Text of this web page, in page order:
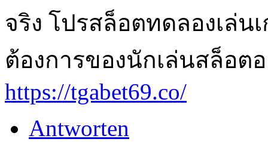
จริง โปรสล็อตทดลองเล่
ต้องการของนักเล่นสล็อต
https://tgabet69.co/
Antworten